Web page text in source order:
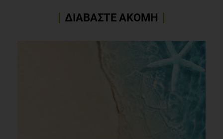
ΔΙΑΒΑΣΤΕ ΑΚΟΜΗ